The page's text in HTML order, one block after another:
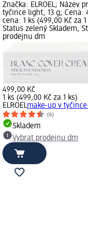
Značka: ELROEL; Název
tyčince light, 13 g; Cena:
cena: 1 ks (499,00 Kč za
Status zelený Skladem,
prodejnu dm
499,00 Kč
1 ks (499,00 Kč za 1 ks)
ELROELmake-up v
(6)
Skladem
Vybrat prodejnu dm